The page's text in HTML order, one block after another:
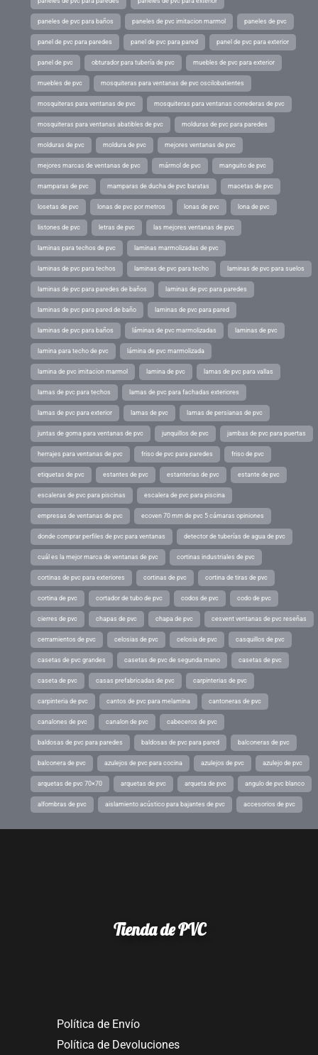
paneles de pvc para baños paneles de pvc imitacion marmol paneles de pvc
panel de pvc para paredes panel de pvc para pared panel de pvc para exterior
panel de pvc obturador para tubería de pvc muebles de pvc para exterior
muebles de pvc mosquiteras para ventanas de pvc oscilobatientes
mosquiteras para ventanas de pvc mosquiteras para ventanas correderas de pvc
mosquiteras para ventanas abatibles de pvc molduras de pvc para paredes
molduras de pvc moldura de pvc mejores ventanas de pvc
mejores marcas de ventanas de pvc mármol de pvc manguito de pvc
mamparas de pvc mamparas de ducha de pvc baratas macetas de pvc
losetas de pvc lonas de pvc por metros lonas de pvc lona de pvc
listones de pvc letras de pvc las mejores ventanas de pvc
laminas para techos de pvc laminas marmolizadas de pvc
laminas de pvc para techos laminas de pvc para techo laminas de pvc para suelos
laminas de pvc para paredes de baños laminas de pvc para paredes
laminas de pvc para pared de baño laminas de pvc para pared
laminas de pvc para baños láminas de pvc marmolizadas laminas de pvc
lamina para techo de pvc lámina de pvc marmolizada
lamina de pvc imitacion marmol lamina de pvc lamas de pvc para vallas
lamas de pvc para techos lamas de pvc para fachadas exteriores
lamas de pvc para exterior lamas de pvc lamas de persianas de pvc
juntas de goma para ventanas de pvc junquillos de pvc jambas de pvc para puertas
herrajes para ventanas de pvc friso de pvc para paredes friso de pvc
etiquetas de pvc estantes de pvc estanterias de pvc estante de pvc
escaleras de pvc para piscinas escalera de pvc para piscina
empresas de ventanas de pvc ecoven 70 mm de pvc 5 cámaras opiniones
donde comprar perfiles de pvc para ventanas detector de tuberías de agua de pvc
cuál es la mejor marca de ventanas de pvc cortinas industriales de pvc
cortinas de pvc para exteriores cortinas de pvc cortina de tiras de pvc
cortina de pvc cortador de tubo de pvc codos de pvc codo de pvc
cierres de pvc chapas de pvc chapa de pvc cesvent ventanas de pvc reseñas
cerramientos de pvc celosias de pvc celosia de pvc casquillos de pvc
casetas de pvc grandes casetas de pvc de segunda mano casetas de pvc
caseta de pvc casas prefabricadas de pvc carpinterias de pvc
carpinteria de pvc cantos de pvc para melamina cantoneras de pvc
canalones de pvc canalon de pvc cabeceros de pvc
baldosas de pvc para paredes baldosas de pvc para pared balconeras de pvc
balconera de pvc azulejos de pvc para cocina azulejos de pvc azulejo de pvc
arquetas de pvc 70×70 arquetas de pvc arqueta de pvc angulo de pvc blanco
alfombras de pvc aislamiento acústico para bajantes de pvc accesorios de pvc
Tienda de PVC
Política de Envío
Política de Devoluciones